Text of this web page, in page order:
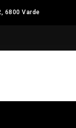
6800 Varde